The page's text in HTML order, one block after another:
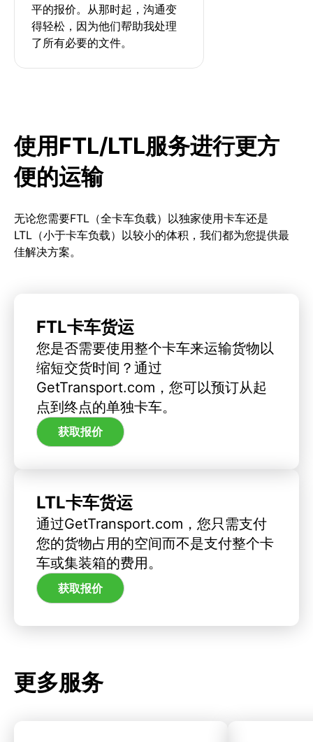
平的报价。从那时起，沟通变
得轻松，因为他们帮助我处理
了所有必要的文件。
使用FTL/LTL服务进行更方
便的运输
无论您需要FTL（全卡车负载）以独家使用卡车还是
LTL（小于卡车负载）以较小的体积，我们都为您提供最
佳解决方案。
FTL卡车货运
您是否需要使用整个卡车来运输货物以
缩短交货时间？通过
GetTransport.com，您可以预订从起
点到终点的单独卡车。
获取报价
LTL卡车货运
通过GetTransport.com，您只需支付
您的货物占用的空间而不是支付整个卡
车或集装箱的费用。
获取报价
更多服务